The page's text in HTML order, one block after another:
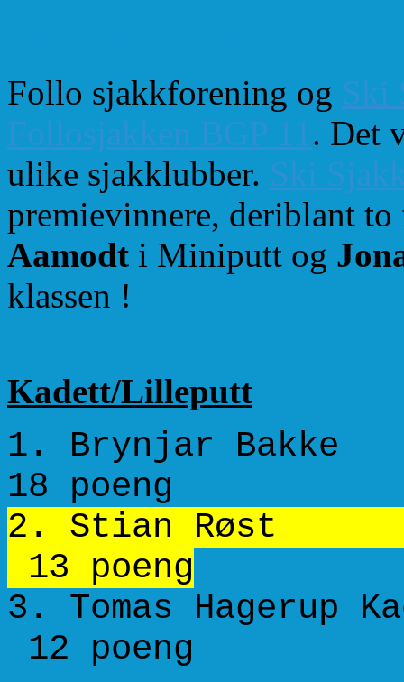
Follo sjakkforening og Ski
Follosjakken BGP 11 . Det
ulike sjakklubber. Ski
premievinnere, deriblant
Aamodt i Miniputt og
klassen !
Kadett/Lilleputt
1. Brynjar
18 poeng
2. Stian
13 poeng
3. Tomas
12 poeng